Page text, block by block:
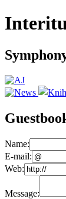
Name:
E-mail:
Web:
Message: